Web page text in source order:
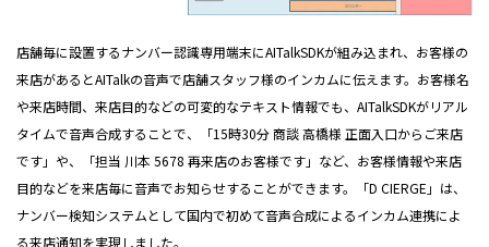
店舗毎に設置するナンバー認識専用端末にAITalkSDKが組み込まれ、お客様の
来店があるとAITalkの音声で店舗スタッフ様のインカムに伝えます。お客様名
や来店時間、来店目的などの可変的なテキスト情報でも、AITalkSDKがリアル
タイムで音声合成することで、「15時30分 商談 高橋様 正面入口からご来店
です」や、「担当 川本 5678 再来店のお客様です」など、お客様情報や来店
目的などを来店毎に音声でお知らせすることができます。「D CIERGE」は、
ナンバー検知システムとして国内で初めて音声合成によるインカム連携によ
る来店通知を実現しました。